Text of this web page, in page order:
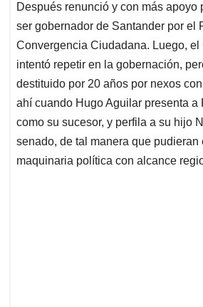
Después renunció y con más apoyo
ser gobernador de Santander por el
Convergencia Ciudadana. Luego, el
intentó repetir en la gobernación,
destituido por 20 años por nexos
ahí cuando Hugo Aguilar presenta a
como su sucesor, y perfila a su hijo
senado, de tal manera que pudieran
maquinaria política con alcance